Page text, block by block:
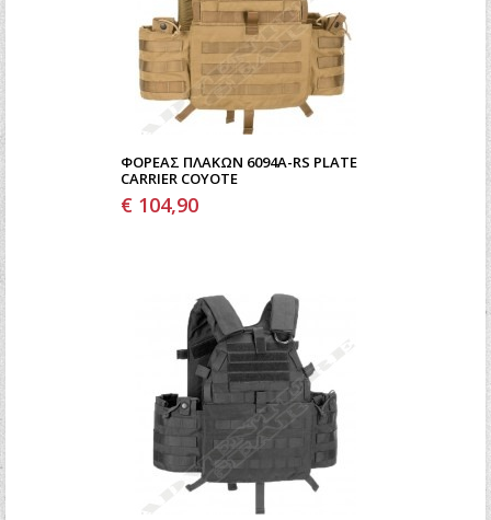
ΦΟΡΈΑΣ ΠΛΑΚΏΝ 6094A-RS PLATE
CARRIER COYOTE
€ 104,90